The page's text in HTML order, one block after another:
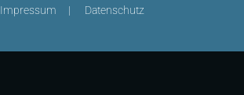
Impressum Datenschutz